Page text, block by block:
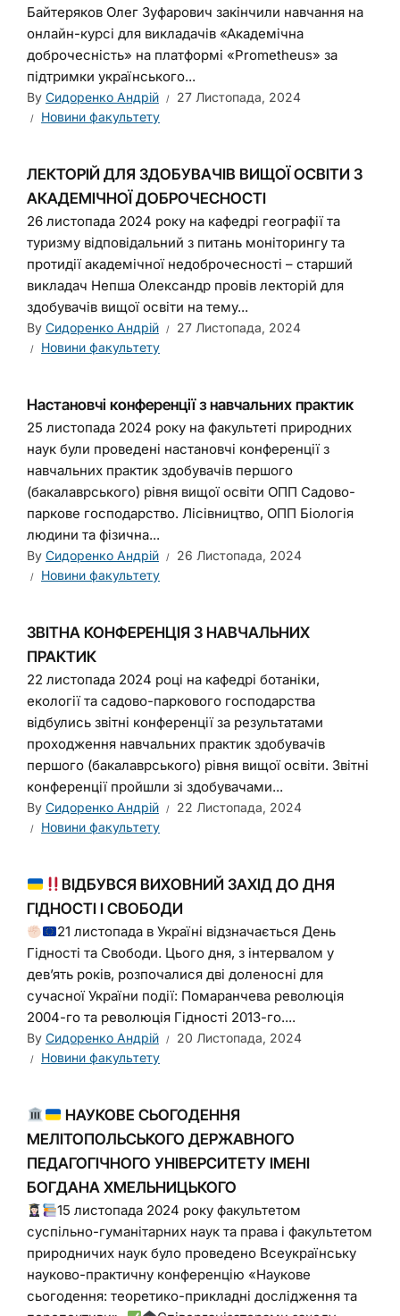
Байтеряков Олег Зуфарович закінчили навчання на
онлайн-курсі для викладачів «Академічна
доброчесність» на платформі «Prometheus» за
підтримки українського...
By Сидоренко Андрій
27 Листопада, 2024
Новини факультету
ЛЕКТОРІЙ ДЛЯ ЗДОБУВАЧІВ ВИЩОЇ ОСВІТИ З
АКАДЕМІЧНОЇ ДОБРОЧЕСНОСТІ
26 листопада 2024 року на кафедрі географії та
туризму відповідальний з питань моніторингу та
протидії академічної недоброчесності – старший
викладач Непша Олександр провів лекторій для
здобувачів вищої освіти на тему...
By Сидоренко Андрій
27 Листопада, 2024
Новини факультету
Настановчі конференції з навчальних практик
25 листопада 2024 року на факультеті природних
наук були проведені настановчі конференції з
навчальних практик здобувачів першого
(бакалаврського) рівня вищої освіти ОПП Садово-
паркове господарство. Лісівництво, ОПП Біологія
людини та фізична...
By Сидоренко Андрій
26 Листопада, 2024
Новини факультету
ЗВІТНА КОНФЕРЕНЦІЯ З НАВЧАЛЬНИХ
ПРАКТИК
22 листопада 2024 році на кафедрі ботаніки,
екології та садово-паркового господарства
відбулись звітні конференції за результатами
проходження навчальних практик здобувачів
першого (бакалаврського) рівня вищої освіти. Звітні
конференції пройшли зі здобувачами...
By Сидоренко Андрій
22 Листопада, 2024
Новини факультету
ВІДБУВСЯ ВИХОВНИЙ ЗАХІД ДО ДНЯ
ГІДНОСТІ І СВОБОДИ
21 листопада в Україні відзначається День
Гідності та Свободи. Цього дня, з інтервалом у
дев’ять років, розпочалися дві доленосні для
сучасної України події: Помаранчева революція
2004-го та революція Гідності 2013-го....
By Сидоренко Андрій
20 Листопада, 2024
Новини факультету
НАУКОВЕ СЬОГОДЕННЯ
МЕЛІТОПОЛЬСЬКОГО ДЕРЖАВНОГО
ПЕДАГОГІЧНОГО УНІВЕРСИТЕТУ ІМЕНІ
БОГДАНА ХМЕЛЬНИЦЬКОГО
15 листопада 2024 року факультетом
суспільно-гуманітарних наук та права і факультетом
природничих наук було проведено Всеукраїнську
науково-практичну конференцію «Наукове
сьогодення: теоретико-прикладні дослідження та